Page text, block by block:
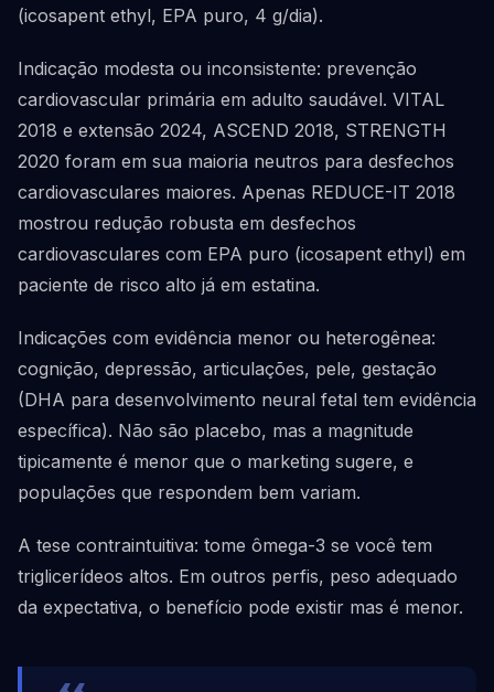
(icosapent ethyl, EPA puro, 4 g/dia).
Indicação modesta ou inconsistente: prevenção
cardiovascular primária em adulto saudável. VITAL
2018 e extensão 2024, ASCEND 2018, STRENGTH
2020 foram em sua maioria neutros para desfechos
cardiovasculares maiores. Apenas REDUCE-IT 2018
mostrou redução robusta em desfechos
cardiovasculares com EPA puro (icosapent ethyl) em
paciente de risco alto já em estatina.
Indicações com evidência menor ou heterogênea:
cognição, depressão, articulações, pele, gestação
(DHA para desenvolvimento neural fetal tem evidência
específica). Não são placebo, mas a magnitude
tipicamente é menor que o marketing sugere, e
populações que respondem bem variam.
A tese contraintuitiva: tome ômega-3 se você tem
triglicerídeos altos. Em outros perfis, peso adequado
da expectativa, o benefício pode existir mas é menor.